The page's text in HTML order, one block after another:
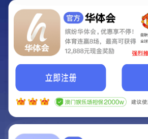
Hey
我们即将上
我们的网站正在
它将是非常棒的